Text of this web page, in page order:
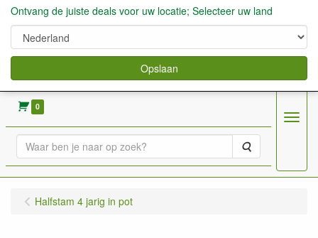
verkoop fruitbomen, bessen,aardbeien enz.
0
Zoeken
Menu
Halfstam 4 jarig in pot
Ontvang de juiste deals voor uw locatie; Selecteer uw land
Opslaan